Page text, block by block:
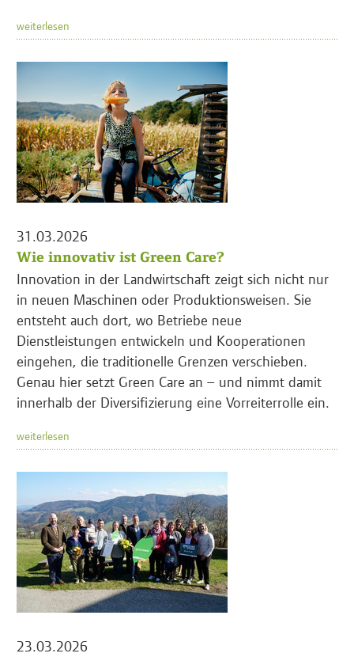
weiterlesen
31.03.2026
Wie innovativ ist Green Care?
Innovation in der Landwirtschaft zeigt sich nicht nur
in neuen Maschinen oder Produktionsweisen. Sie
entsteht auch dort, wo Betriebe neue
Dienstleistungen entwickeln und Kooperationen
eingehen, die traditionelle Grenzen verschieben.
Genau hier setzt Green Care an – und nimmt damit
innerhalb der Diversifizierung eine Vorreiterrolle ein.
weiterlesen
23.03.2026